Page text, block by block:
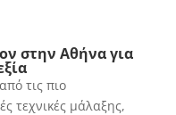
στην Αθήνα για
τις πιο
τεχνικές μάλαξης,